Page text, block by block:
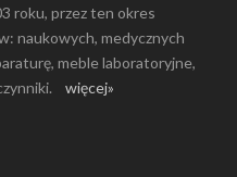
roku, przez ten okres
naukowych, medycznych
meble laboratoryjne,
więcej»